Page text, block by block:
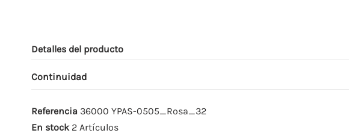
Detalles del producto
Continuidad
Referencia 36000 YPAS-0505_Rosa_32
En stock 2 Artículos